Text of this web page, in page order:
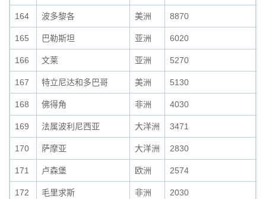
164 波多黎各 美洲 8870
165 巴勒斯坦 亚洲 6020
166 文莱 亚洲 5270
167 特立尼达和多巴哥 美洲 5130
168 佛得角 非洲 4030
169 法属波利尼西亚 大洋洲 3471
170 萨摩亚 大洋洲 2830
171 卢森堡 欧洲 2574
172 毛里求斯 非洲 2030